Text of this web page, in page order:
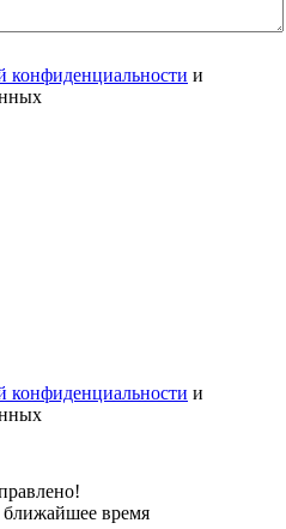
конфиденциальности и
конфиденциальности и
время